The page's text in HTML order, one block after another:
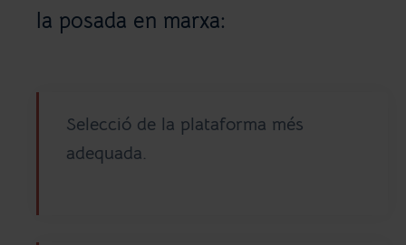
la posada en marxa:
Selecció de la plataforma més
adequada.